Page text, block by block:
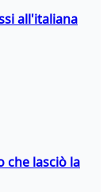
all'italiana
che lasciò la